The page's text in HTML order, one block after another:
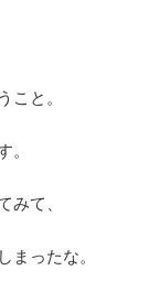
こと。
。
みて、
まったな。